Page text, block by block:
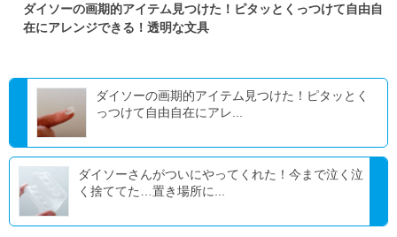
ダイソーの画期的アイテム見つけた！ピタッとくっつけて自由自
在にアレンジできる！透明な文具
ダイソーの画期的アイテム見つけた！ピタッとく
っつけて自由自在にアレ...
ダイソーさんがついにやってくれた！今まで泣く泣
く捨ててた…置き場所に...